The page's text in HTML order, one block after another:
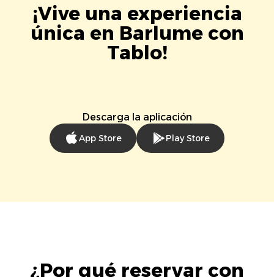
¡Vive una experiencia
única en Barlume con
Tablo!
Descarga la aplicación
App Store Play Store
¿Por qué reservar con